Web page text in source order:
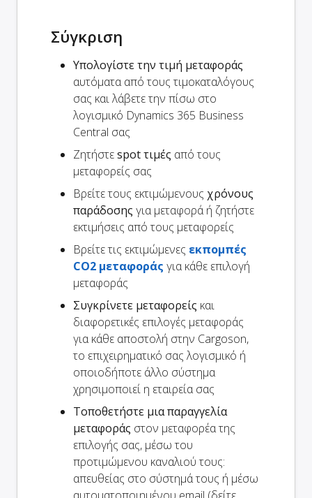
Σύγκριση
Υπολογίστε την τιμή μεταφοράς
αυτόματα από τους τιμοκαταλόγους
σας και λάβετε την πίσω στο
λογισμικό Dynamics 365 Business
Central σας
Ζητήστεspot τιμές από τους
μεταφορείς σας
Βρείτε τους εκτιμώμενους χρόνους
παράδοσης για μεταφορά ή ζητήστε
εκτιμήσεις από τους μεταφορείς
Βρείτε τις εκτιμώμενες εκπομπές
CO2 μεταφοράς για κάθε επιλογή
μεταφοράς
Συγκρίνετε μεταφορείς και
διαφορετικές επιλογές μεταφοράς
για κάθε αποστολή στην Cargoson,
το επιχειρηματικό σας λογισμικό ή
οποιοδήποτε άλλο σύστημα
χρησιμοποιεί η εταιρεία σας
Τοποθετήστε μια παραγγελία
μεταφοράς στον μεταφορέα της
επιλογής σας, μέσω του
προτιμώμενου καναλιού τους:
απευθείας στο σύστημά τους ή μέσω